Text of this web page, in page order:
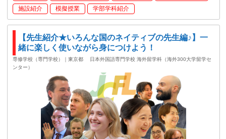
施設紹介
模擬授業 学部学科紹介
【先生紹介★いろんな国のネイティブの先生編♪】一
緒に楽しく使いながら身につけよう！
専修学校（専門学校）｜東京都
日本外国語専門学校 海外留学科（海外300大学留学セ
ンター）